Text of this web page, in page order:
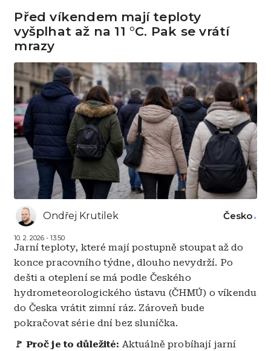
Před víkendem mají teploty
vyšplhat až na 11 °C. Pak se vrátí
mrazy
Ondřej Krutilek
10. 2. 2026 - 13:50
Česko
Jarní teploty, které mají postupně stoupat až do
konce pracovního týdne, dlouho nevydrží. Po
dešti a oteplení se má podle Českého
hydrometeorologického ústavu (ČHMÚ) o víkendu
do Česka vrátit zimní ráz. Zároveň bude
pokračovat série dní bez sluníčka.
🚩 Proč je to důležité: Aktuálně probíhají jarní